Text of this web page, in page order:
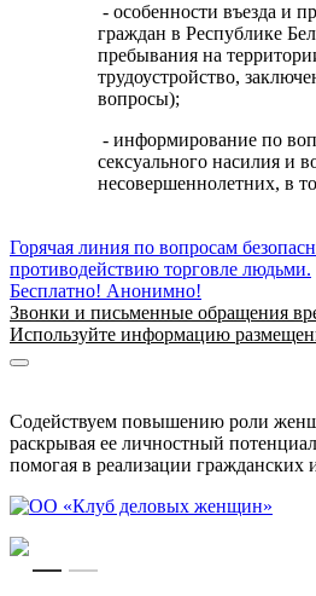
- особенности въезда и
граждан в Республике
пребывания на
трудоустройство,
вопросы);
- информирование по
сексуального насилия и
несовершеннолетних, в
Горячая линия по вопросам
противодействию торговле людьми.
Бесплатно! Анонимно!
Звонки и письменные обращения
Используйте информацию
Содействуем повышению роли
раскрывая ее личностный
помогая в реализации гражданских
RUEN